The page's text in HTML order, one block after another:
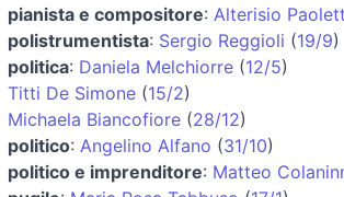
pianista e compositore: Alterisio
polistrumentista: Sergio Reggioli (19/9)
politica: Daniela Melchiorre (12/5)
Titti De Simone (15/2)
Michaela Biancofiore (28/12)
politico: Angelino Alfano (31/10)
politico e imprenditore: Matteo